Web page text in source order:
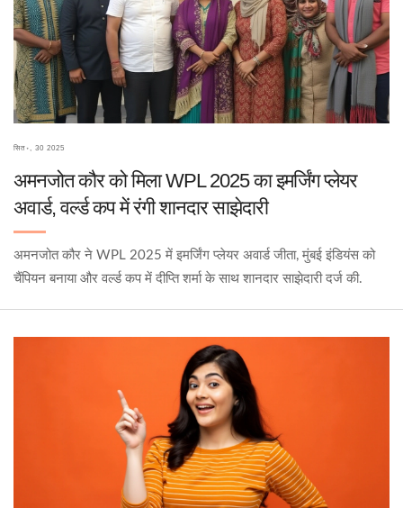
सित॰, 30 2025
अमनजोत कौर को मिला WPL 2025 का इमर्जिंग प्लेयर
अवार्ड, वर्ल्ड कप में रंगी शानदार साझेदारी
अमनजोत कौर ने WPL 2025 में इमर्जिंग प्लेयर अवार्ड जीता, मुंबई इंडियंस को
चैंपियन बनाया और वर्ल्ड कप में दीप्ति शर्मा के साथ शानदार साझेदारी दर्ज की.